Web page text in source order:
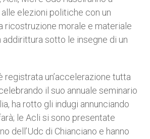
elezioni politiche con un
ricostruzione morale e materiale
addirittura sotto le insegne di un
registrata un’accelerazione tutta
il suo annuale seminario
ha rotto gli indugi annunciando
le Acli si sono presentate
dell’Udc di Chianciano e hanno